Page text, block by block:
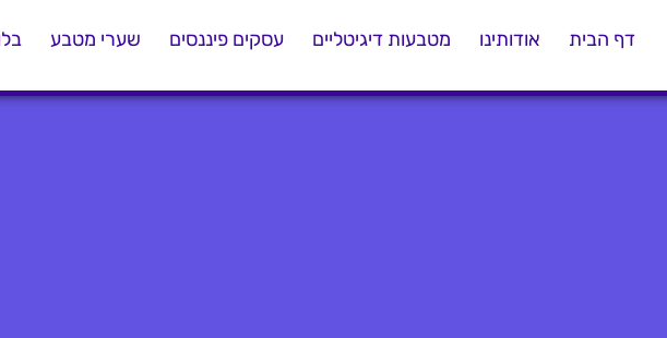
דף הבית אודותינו מטבעות דיגיטליים עסקים פיננסים שערי מטבע